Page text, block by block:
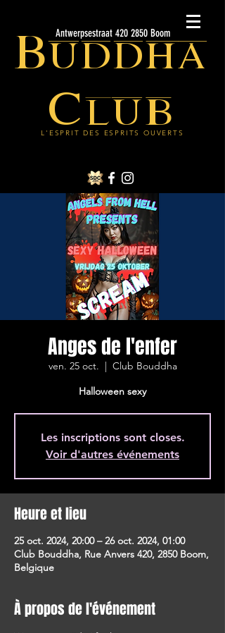
Buddha
Club
L'ESPRIT DES ESPRITS OUVERTS
Antwerpsestraat 420 2850 Boom
Anges de l'enfer
ven. 25 oct.
  |
Club Bouddha
Halloween sexy
Les inscriptions sont closes.
Voir d'autres événements
Heure et lieu
25 oct. 2024, 20:00 – 26 oct. 2024, 01:00
Club Bouddha, Rue Anvers 420, 2850 Boom,
Belgique
À propos de l'événement